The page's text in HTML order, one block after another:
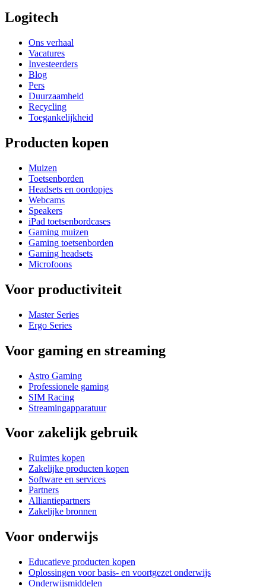
Logitech
Ons verhaal
Vacatures
Investeerders
Blog
Pers
Duurzaamheid
Recycling
Toegankelijkheid
Producten kopen
Muizen
Toetsenborden
Headsets en oordopjes
Webcams
Speakers
iPad toetsenbordcases
Gaming muizen
Gaming toetsenborden
Gaming headsets
Microfoons
Voor productiviteit
Master Series
Ergo Series
Voor gaming en streaming
Astro Gaming
Professionele gaming
SIM Racing
Streamingapparatuur
Voor zakelijk gebruik
Ruimtes kopen
Zakelijke producten kopen
Software en services
Partners
Alliantiepartners
Zakelijke bronnen
Voor onderwijs
Educatieve producten kopen
Oplossingen voor basis- en voortgezet onderwijs
Onderwijsmiddelen